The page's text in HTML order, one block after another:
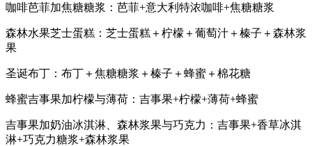
咖啡芭菲加焦糖糖浆：芭菲+意大利特浓咖啡+焦糖糖浆
森林水果芝士蛋糕：芝士蛋糕＋柠檬＋葡萄汁＋榛子＋森林浆
果
圣诞布丁：布丁＋焦糖糖浆＋榛子＋蜂蜜＋棉花糖
蜂蜜吉事果加柠檬与薄荷：吉事果+柠檬+薄荷+蜂蜜
吉事果加奶油冰淇淋、森林浆果与巧克力：吉事果+香草冰淇
淋+巧克力糖浆+森林浆果